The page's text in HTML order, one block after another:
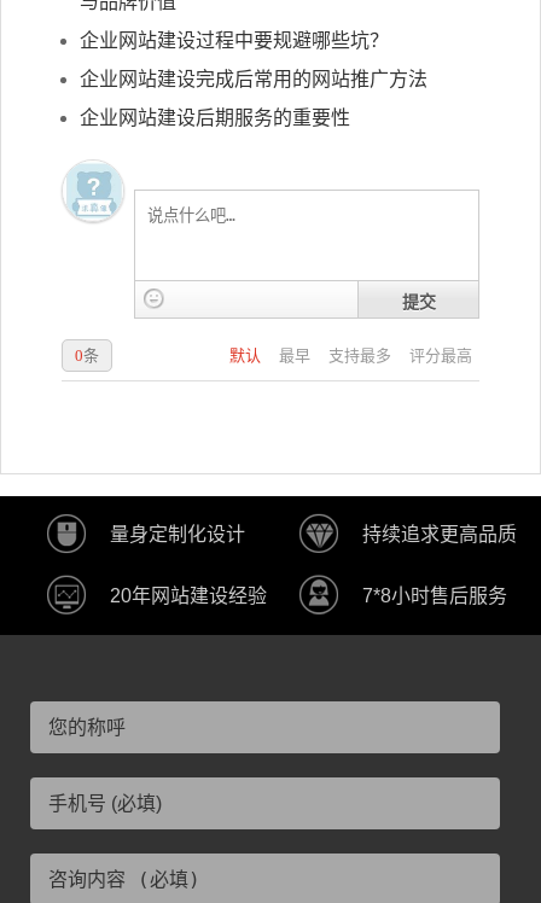
企业网站建设过程中要规避哪些坑？
企业网站建设完成后常用的网站推广方法
企业网站建设后期服务的重要性
提交
默认 最早 支持最多 评分最高
0条
量身定制化设计 持续追求更高品质
20年网站建设经验 7*8小时售后服务